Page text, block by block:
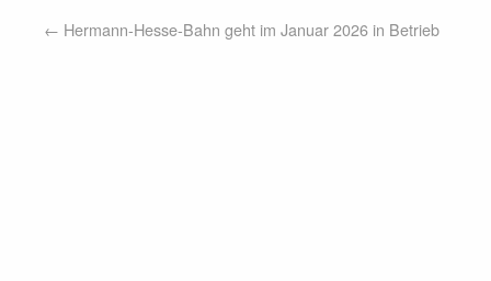
← Hermann-Hesse-Bahn geht im Januar 2026 in Betrieb